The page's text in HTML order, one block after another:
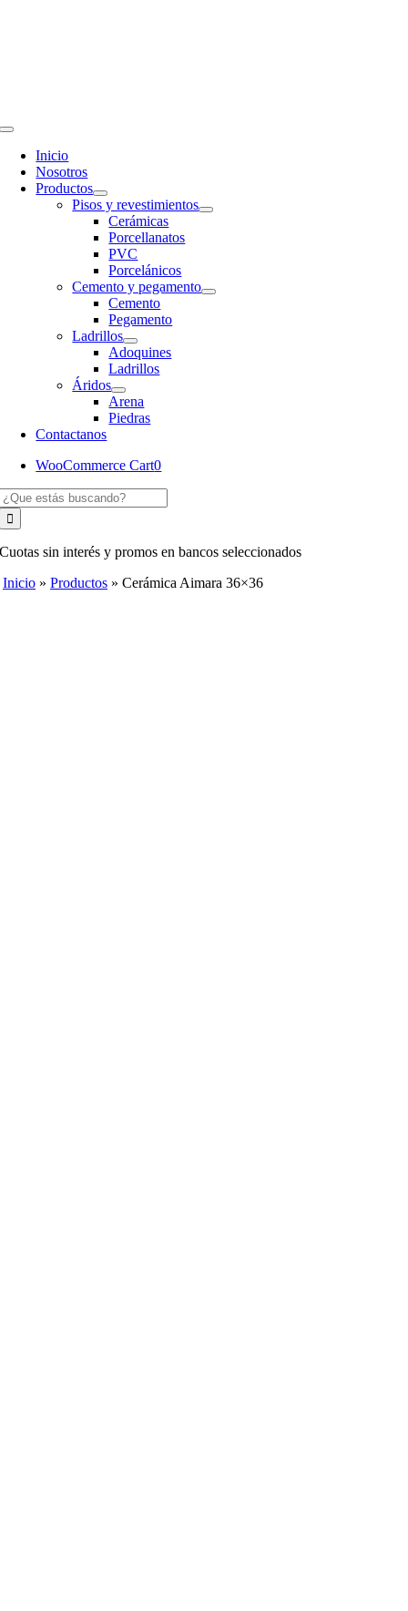
Toggle
Navigation
Inicio
Nosotros
Productos
Pisos y revestimientos
Cerámicas
Porcellanatos
PVC
Porcelánicos
Cemento y pegamento
Cemento
Pegamento
Ladrillos
Adoquines
Ladrillos
Áridos
Arena
Piedras
Contactanos
WooCommerce Cart0
Cuotas sin interés y promos en bancos seleccionados
Inicio » Productos » Cerámica Aimara 36×36